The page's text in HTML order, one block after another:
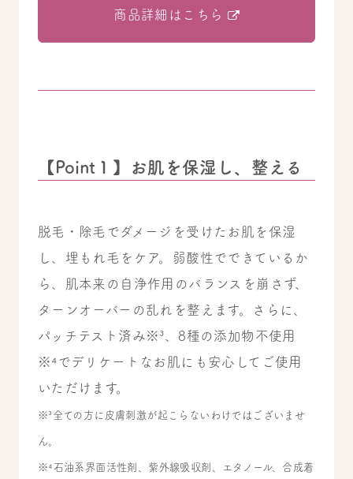
商品詳細はこちら
【Point１】お肌を保湿し、整える
脱毛・除毛でダメージを受けたお肌を保湿
し、埋もれ毛をケア。弱酸性でできているか
ら、肌本来の自浄作用のバランスを崩さず、
ターンオーバーの乱れを整えます。さらに、
パッチテスト済み※³、8種の添加物不使用
※⁴でデリケートなお肌にも安心してご使用
いただけます。
※³全ての方に皮膚刺激が起こらないわけではございませ
ん。
※⁴石油系界面活性剤、紫外線吸収剤、エタノール、合成着